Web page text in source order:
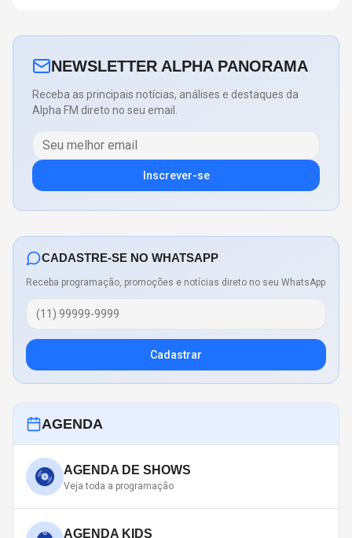
NEWSLETTER ALPHA PANORAMA
Receba as principais notícias, análises e destaques da
Alpha FM direto no seu email.
Inscrever-se
CADASTRE-SE NO WHATSAPP
Receba programação, promoções e notícias direto no seu WhatsApp
Cadastrar
AGENDA
AGENDA DE SHOWS
Veja toda a programação
AGENDA KIDS